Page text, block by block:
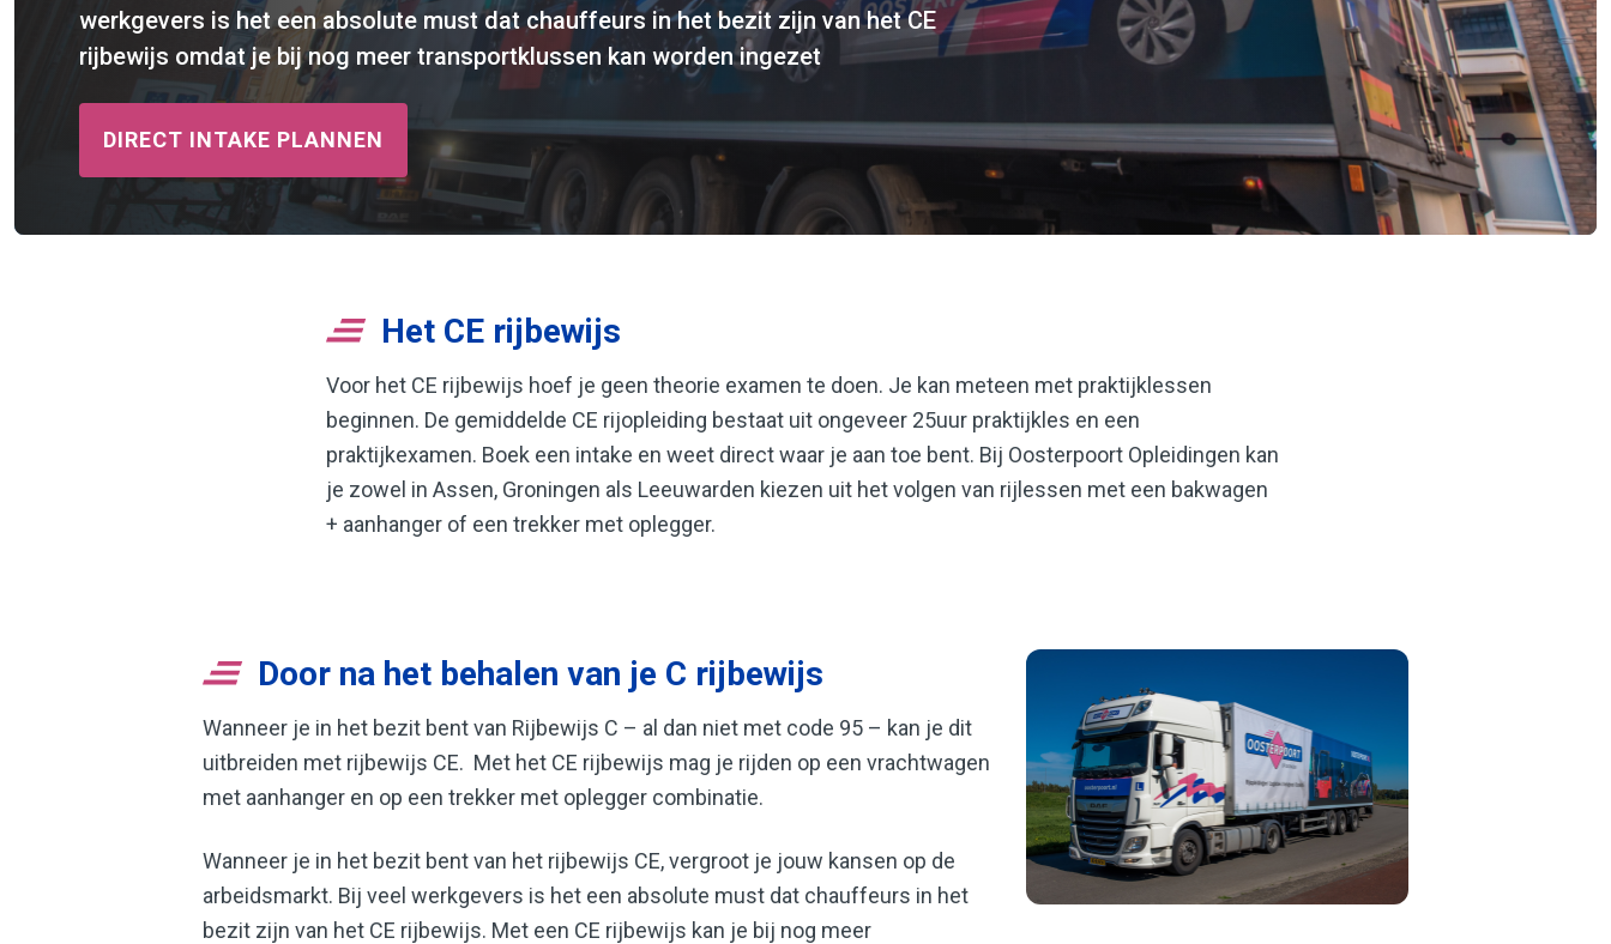
werkgevers is het een absolute must dat chauffeurs in het bezit zijn van het CE
rijbewijs omdat je bij nog meer transportklussen kan worden ingezet
DIRECT INTAKE PLANNEN
Het CE rijbewijs
Voor het CE rijbewijs hoef je geen theorie examen te doen. Je kan meteen met praktijklessen
beginnen. De gemiddelde CE rijopleiding bestaat uit ongeveer 25uur praktijkles en een
praktijkexamen. Boek een intake en weet direct waar je aan toe bent. Bij Oosterpoort Opleidingen kan
je zowel in Assen, Groningen als Leeuwarden kiezen uit het volgen van rijlessen met een bakwagen
+ aanhanger of een trekker met oplegger.
Door na het behalen van je C rijbewijs
Wanneer je in het bezit bent van Rijbewijs C – al dan niet met code 95 – kan je dit
uitbreiden met rijbewijs CE. Met het CE rijbewijs mag je rijden op een vrachtwagen
met aanhanger en op een trekker met oplegger combinatie.
Wanneer je in het bezit bent van het rijbewijs CE, vergroot je jouw kansen op de
arbeidsmarkt. Bij veel werkgevers is het een absolute must dat chauffeurs in het
bezit zijn van het CE rijbewijs. Met een CE rijbewijs kan je bij nog meer